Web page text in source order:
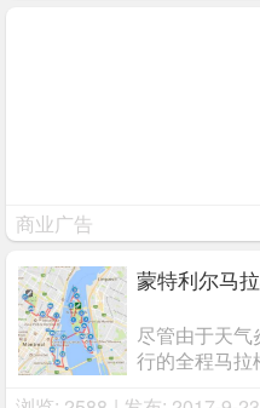
商业广告
蒙特利尔马
尽管由于天
行的全程马拉